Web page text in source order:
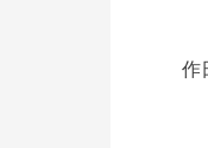
作